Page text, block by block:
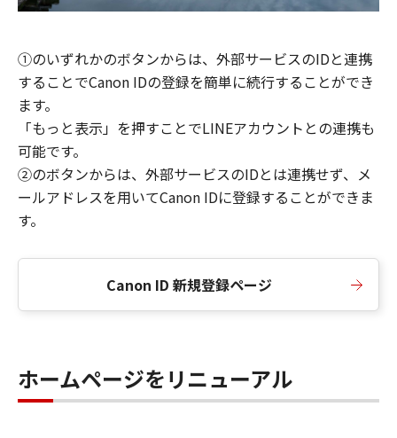
①のいずれかのボタンからは、外部サービスのIDと連携
することでCanon IDの登録を簡単に続行することができ
ます。
「もっと表示」を押すことでLINEアカウントとの連携も
可能です。
②のボタンからは、外部サービスのIDとは連携せず、メ
ールアドレスを用いてCanon IDに登録することができま
す。
Canon ID 新規登録ページ
ホームページをリニューアル